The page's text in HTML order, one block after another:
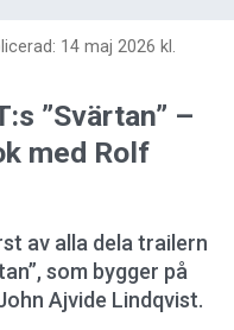
14 maj 2026 kl.
”Svärtan” –
med Rolf
av alla dela trailern
som bygger på
Ajvide Lindqvist.